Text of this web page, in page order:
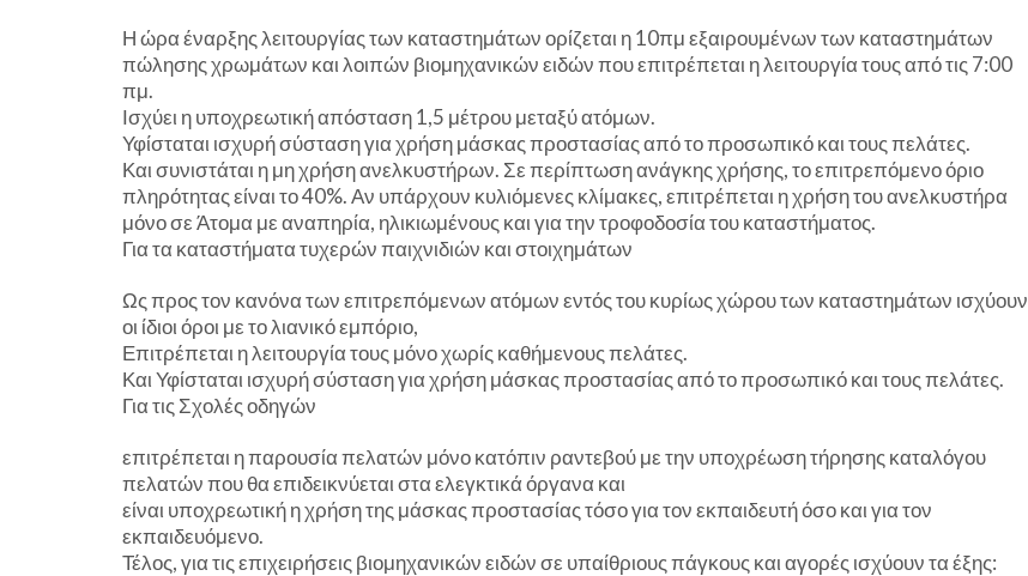
Η ώρα έναρξης λειτουργίας των καταστημάτων ορίζεται η 10πμ εξαιρουμένων των καταστημάτων
πώλησης χρωμάτων και λοιπών βιομηχανικών ειδών που επιτρέπεται η λειτουργία τους από τις 7:00
πμ.
Ισχύει η υποχρεωτική απόσταση 1,5 μέτρου μεταξύ ατόμων.
Υφίσταται ισχυρή σύσταση για χρήση μάσκας προστασίας από το προσωπικό και τους πελάτες.
Και συνιστάται η μη χρήση ανελκυστήρων. Σε περίπτωση ανάγκης χρήσης, το επιτρεπόμενο όριο
πληρότητας είναι το 40%. Αν υπάρχουν κυλιόμενες κλίμακες, επιτρέπεται η χρήση του ανελκυστήρα
μόνο σε Άτομα με αναπηρία, ηλικιωμένους και για την τροφοδοσία του καταστήματος.
Για τα καταστήματα τυχερών παιχνιδιών και στοιχημάτων
Ως προς τον κανόνα των επιτρεπόμενων ατόμων εντός του κυρίως χώρου των καταστημάτων ισχύουν
οι ίδιοι όροι με το λιανικό εμπόριο,
Επιτρέπεται η λειτουργία τους μόνο χωρίς καθήμενους πελάτες.
Και Υφίσταται ισχυρή σύσταση για χρήση μάσκας προστασίας από το προσωπικό και τους πελάτες.
Για τις Σχολές οδηγών
επιτρέπεται η παρουσία πελατών μόνο κατόπιν ραντεβού με την υποχρέωση τήρησης καταλόγου
πελατών που θα επιδεικνύεται στα ελεγκτικά όργανα και
είναι υποχρεωτική η χρήση της μάσκας προστασίας τόσο για τον εκπαιδευτή όσο και για τον
εκπαιδευόμενο.
Τέλος, για τις επιχειρήσεις βιομηχανικών ειδών σε υπαίθριους πάγκους και αγορές ισχύουν τα έξης: